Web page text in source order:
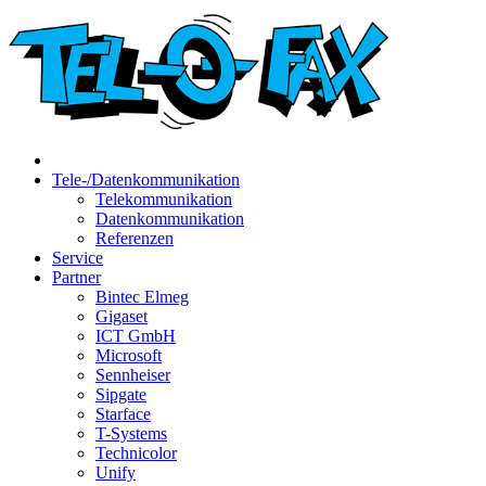
Tele-/Datenkommunikation
Telekommunikation
Datenkommunikation
Referenzen
Service
Partner
Bintec Elmeg
Gigaset
ICT GmbH
Microsoft
Sennheiser
Sipgate
Starface
T-Systems
Technicolor
Unify